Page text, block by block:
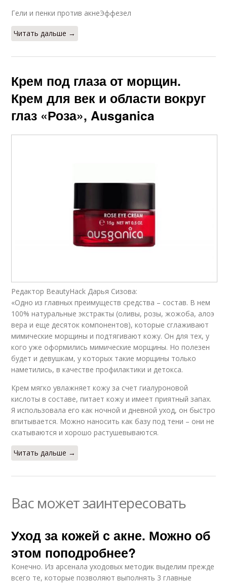
Гели и пенки против акнеЭффезел
Читать дальше →
Крем под глаза от морщин.
Крем для век и области вокруг
глаз «Роза», Ausganica
Редактор BeautyHack Дарья Сизова:
«Одно из главных преимуществ средства – состав. В нем
100% натуральные экстракты (оливы, розы, жожоба, алоэ
вера и еще десяток компонентов), которые сглаживают
мимические морщины и подтягивают кожу. Он для тех, у
кого уже оформились мимические морщины. Но полезен
будет и девушкам, у которых такие морщины только
наметились, в качестве профилактики и детокса.
Крем мягко увлажняет кожу за счет гиалуроновой
кислоты в составе, питает кожу и имеет приятный запах.
Я использовала его как ночной и дневной уход, он быстро
впитывается. Можно наносить как базу под тени – они не
скатываются и хорошо растушевываются.
Читать дальше →
Вас может заинтересовать
Уход за кожей с акне. Можно об
этом поподробнее?
Конечно. Из арсенала уходовых методик выделим прежде
всего те, которые позволяют выполнять 3 главные